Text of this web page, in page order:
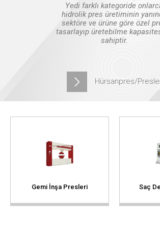
© 2020 Hürsan Pres
Yedi farklı kategoride
hidrolik pres üretiminin
sektöre ve ürüne göre özel
tasarlayıp üretebilme
sahiptir.
Hürsanpres/
Saç Desen Presleri C